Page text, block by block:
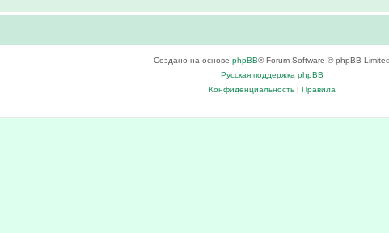
Создано на основе phpBB® Forum Software © phpBB Limited
Русская поддержка phpBB
Конфиденциальность| Правила